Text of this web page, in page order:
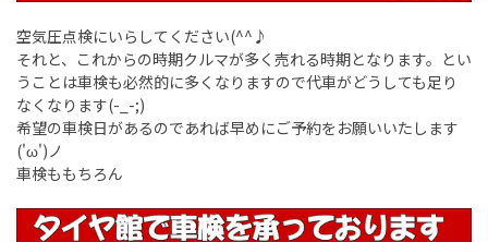
空気圧点検にいらしてください(^^♪
それと、これからの時期クルマが多く売れる時期となります。とい
うことは車検も必然的に多くなりますので代車がどうしても足り
なくなります(-_-;)
希望の車検日があるのであれば早めにご予約をお願いいたします
('ω')ノ
車検ももちろん